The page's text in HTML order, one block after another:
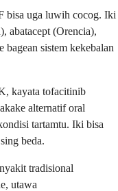
bisa uga luwih cocog. Iki
abatacept (Orencia),
sistem kekebalan
kayata tofacitinib
alternatif oral
tartamtu. Iki bisa
beda.
tradisional
utawa